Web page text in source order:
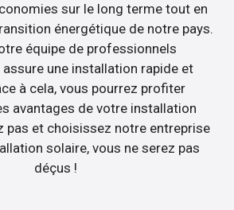
sur le long terme tout en
énergétique de notre pays.
équipe de professionnels
une installation rapide et
à cela, vous pourrez profiter
avantages de votre installation
pas et choisissez notre entreprise
solaire, vous ne serez pas
déçus !